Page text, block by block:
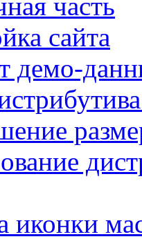
сайта
демо-
иконки